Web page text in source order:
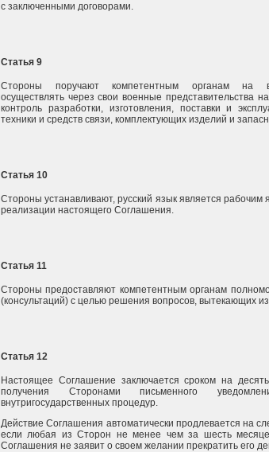
с заключенными договорами.
Статья 9
Стороны поручают компетентным органам на
осуществлять через свои военные представительства
контроль разработки, изготовления, поставки и
техники и средств связи, комплектующих изделий и
Статья 10
Стороны устанавливают, русский язык является рабочим
реализации настоящего Соглашения.
Статья 11
Стороны предоставляют компетентным органам
(консультаций) с целью решения вопросов, вытекающих
Статья 12
Настоящее Соглашение заключается сроком на
получения Сторонами письменного
внутригосударственных процедур.
Действие Соглашения автоматически продлевается на
если любая из Сторон не менее чем за шесть
Соглашения не заявит о своем желании прекратить его